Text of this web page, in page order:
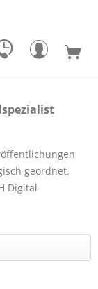
geordnet.
Digital-